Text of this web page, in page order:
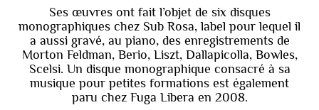
Ses œuvres ont fait l’objet de six disques
monographiques chez Sub Rosa, label pour lequel il
a aussi gravé, au piano, des enregistrements de
Morton Feldman, Berio, Liszt, Dallapicolla, Bowles,
Scelsi. Un disque monographique consacré à sa
musique pour petites formations est également
paru chez Fuga Libera en 2008.